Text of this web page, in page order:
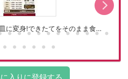
に変身!できたてをそのまま食…